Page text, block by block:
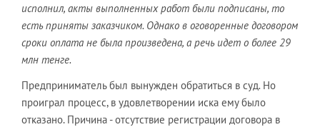
исполнил, акты выполненных работ были подписаны, то
есть приняты заказчиком. Однако в оговоренные договором
сроки оплата не была произведена, а речь идет о более 29
млн тенге.
Предприниматель был вынужден обратиться в суд. Но
проиграл процесс, в удовлетворении иска ему было
отказано. Причина - отсутствие регистрации договора в